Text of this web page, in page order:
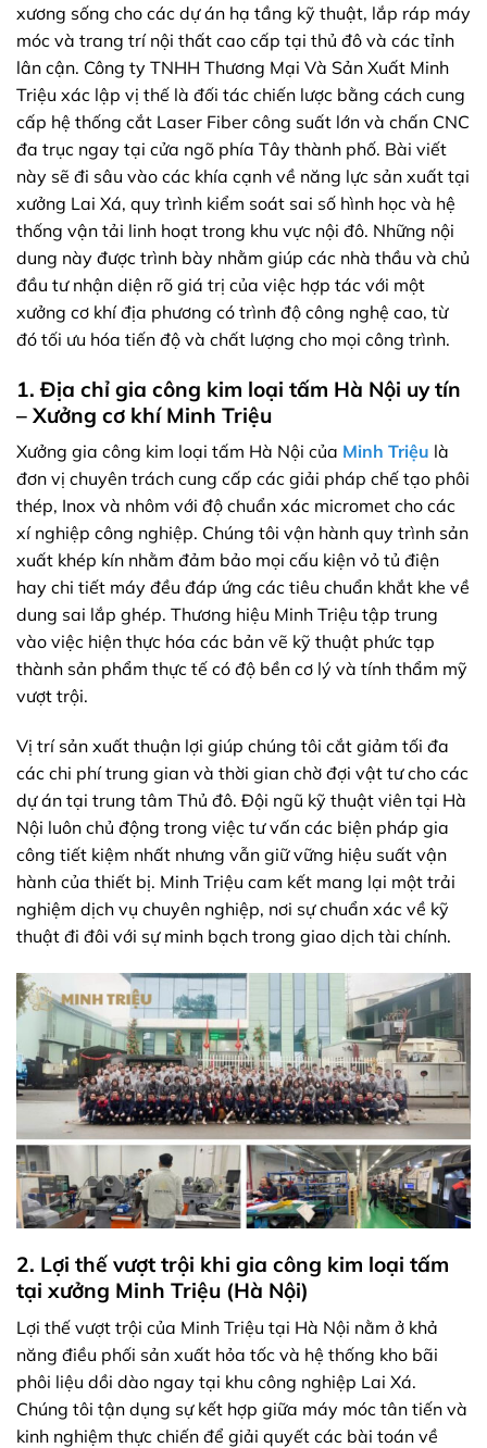
xương sống cho các dự án hạ tầng kỹ thuật, lắp ráp máy
móc và trang trí nội thất cao cấp tại thủ đô và các tỉnh
lân cận. Công ty TNHH Thương Mại Và Sản Xuất Minh
Triệu xác lập vị thế là đối tác chiến lược bằng cách cung
cấp hệ thống cắt Laser Fiber công suất lớn và chấn CNC
đa trục ngay tại cửa ngõ phía Tây thành phố. Bài viết
này sẽ đi sâu vào các khía cạnh về năng lực sản xuất tại
xưởng Lai Xá, quy trình kiểm soát sai số hình học và hệ
thống vận tải linh hoạt trong khu vực nội đô. Những nội
dung này được trình bày nhằm giúp các nhà thầu và chủ
đầu tư nhận diện rõ giá trị của việc hợp tác với một
xưởng cơ khí địa phương có trình độ công nghệ cao, từ
đó tối ưu hóa tiến độ và chất lượng cho mọi công trình.
1. Địa chỉ gia công kim loại tấm Hà Nội uy tín
– Xưởng cơ khí Minh Triệu
Xưởng gia công kim loại tấm Hà Nội của Minh Triệu là
đơn vị chuyên trách cung cấp các giải pháp chế tạo phôi
thép, Inox và nhôm với độ chuẩn xác micromet cho các
xí nghiệp công nghiệp. Chúng tôi vận hành quy trình sản
xuất khép kín nhằm đảm bảo mọi cấu kiện vỏ tủ điện
hay chi tiết máy đều đáp ứng các tiêu chuẩn khắt khe về
dung sai lắp ghép. Thương hiệu Minh Triệu tập trung
vào việc hiện thực hóa các bản vẽ kỹ thuật phức tạp
thành sản phẩm thực tế có độ bền cơ lý và tính thẩm mỹ
vượt trội.
Vị trí sản xuất thuận lợi giúp chúng tôi cắt giảm tối đa
các chi phí trung gian và thời gian chờ đợi vật tư cho các
dự án tại trung tâm Thủ đô. Đội ngũ kỹ thuật viên tại Hà
Nội luôn chủ động trong việc tư vấn các biện pháp gia
công tiết kiệm nhất nhưng vẫn giữ vững hiệu suất vận
hành của thiết bị. Minh Triệu cam kết mang lại một trải
nghiệm dịch vụ chuyên nghiệp, nơi sự chuẩn xác về kỹ
thuật đi đôi với sự minh bạch trong giao dịch tài chính.
2. Lợi thế vượt trội khi gia công kim loại tấm
tại xưởng Minh Triệu (Hà Nội)
Lợi thế vượt trội của Minh Triệu tại Hà Nội nằm ở khả
năng điều phối sản xuất hỏa tốc và hệ thống kho bãi
phôi liệu dồi dào ngay tại khu công nghiệp Lai Xá.
Chúng tôi tận dụng sự kết hợp giữa máy móc tân tiến và
kinh nghiệm thực chiến để giải quyết các bài toán về